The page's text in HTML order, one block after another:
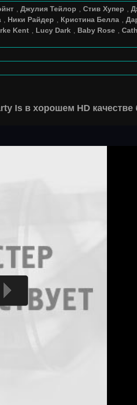
Джулия Тейлор Стив Хупер
Ники Райдер Кристина Белла
Kent Lucy Dark Baby Rose
Is в хорошем HD качестве